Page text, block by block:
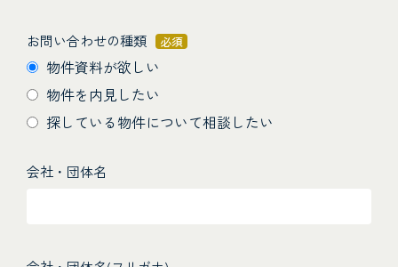
お問い合わせの種類 必須
物件資料が欲しい
物件を内見したい
探している物件について相談したい
会社・団体名